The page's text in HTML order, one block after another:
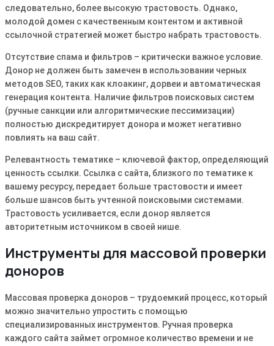
следовательно, более высокую трастовость․ Однако,
молодой домен с качественным контентом и активной
ссылочной стратегией может быстро набрать трастовость․
Отсутствие спама и фильтров – критически важное условие․
Донор не должен быть замечен в использовании черных
методов SEO, таких как клоакинг, дорвеи и автоматическая
генерация контента․ Наличие фильтров поисковых систем
(ручные санкции или алгоритмические пессимизации)
полностью дискредитирует донора и может негативно
повлиять на ваш сайт․
Релевантность тематике – ключевой фактор, определяющий
ценность ссылки․ Ссылка с сайта, близкого по тематике к
вашему ресурсу, передает больше трастовости и имеет
больше шансов быть учтенной поисковыми системами․
Трастовость усиливается, если донор является
авторитетным источником в своей нише․
Инструменты для массовой проверки
доноров
Массовая проверка доноров – трудоемкий процесс, который
можно значительно упростить с помощью
специализированных инструментов․ Ручная проверка
каждого сайта займет огромное количество времени и не